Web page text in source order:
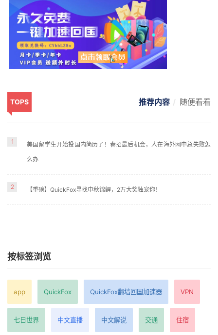
TOPS 推荐内容 随便看看
1 美国留学生开始投国内简历了！春招最后机会，人在海外网申总失败怎
么办
2 【重磅】QuickFox寻找中秋锦鲤，2万大奖独宠你！
按标签浏览
app QuickFox QuickFox翻墙回国加速器 VPN
七日世界 中文直播 中文解说 交通 住宿